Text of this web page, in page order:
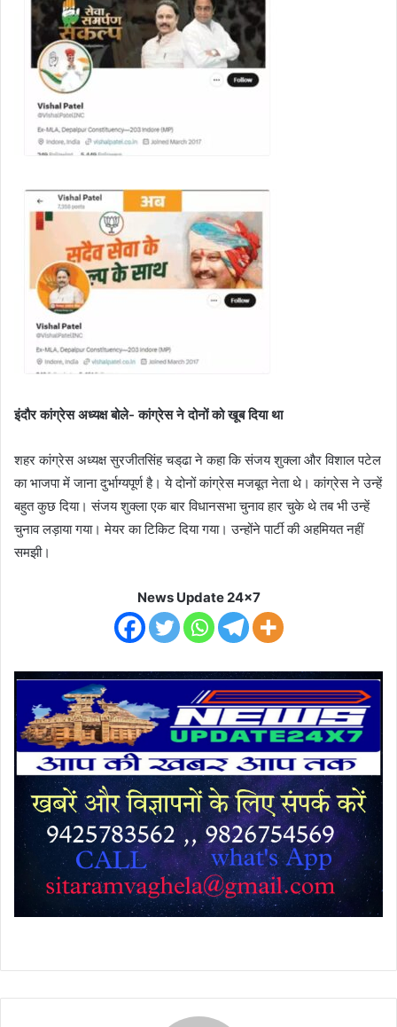
इंदौर कांग्रेस अध्यक्ष बोले- कांग्रेस ने दोनों को खूब दिया था
शहर कांग्रेस अध्यक्ष सुरजीतसिंह चड्‌ढा ने कहा कि संजय शुक्ला और विशाल पटेल
का भाजपा में जाना दुर्भाग्यपूर्ण है। ये दोनों कांग्रेस मजबूत नेता थे। कांग्रेस ने उन्हें
बहुत कुछ दिया। संजय शुक्ला एक बार विधानसभा चुनाव हार चुके थे तब भी उन्हें
चुनाव लड़ाया गया। मेयर का टिकिट दिया गया। उन्होंने पार्टी की अहमियत नहीं
समझी।
News Update 24x7